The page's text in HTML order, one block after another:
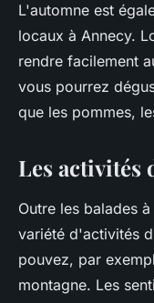
L'automne est
locaux à Annecy.
rendre facilement
vous pourrez
que les pommes,
Les activités
Outre les balades
variété d'activités
pouvez, par
montagne. Les